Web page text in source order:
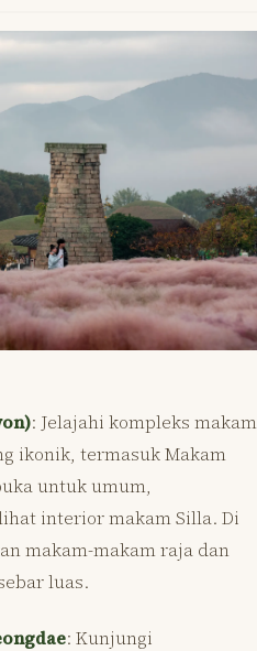
: Jelajahi kompleks makam
ikonik, termasuk Makam
untuk umum,
interior makam Silla. Di
makam-makam raja dan
luas.
: Kunjungi